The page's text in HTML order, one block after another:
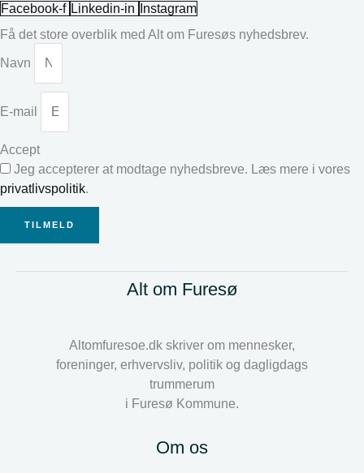
Facebook-f Linkedin-in
Instagram
Få det store overblik med Alt om Furesøs nyhedsbrev.
Navn
E-mail
Accept
Jeg accepterer at modtage nyhedsbreve. Læs mere i vores
privatlivspolitik.
TILMELD
Alt om Furesø
Altomfuresoe.dk skriver om mennesker,
foreninger, erhvervsliv, politik og dagligdags
trummerum
i Furesø Kommune.
Om os